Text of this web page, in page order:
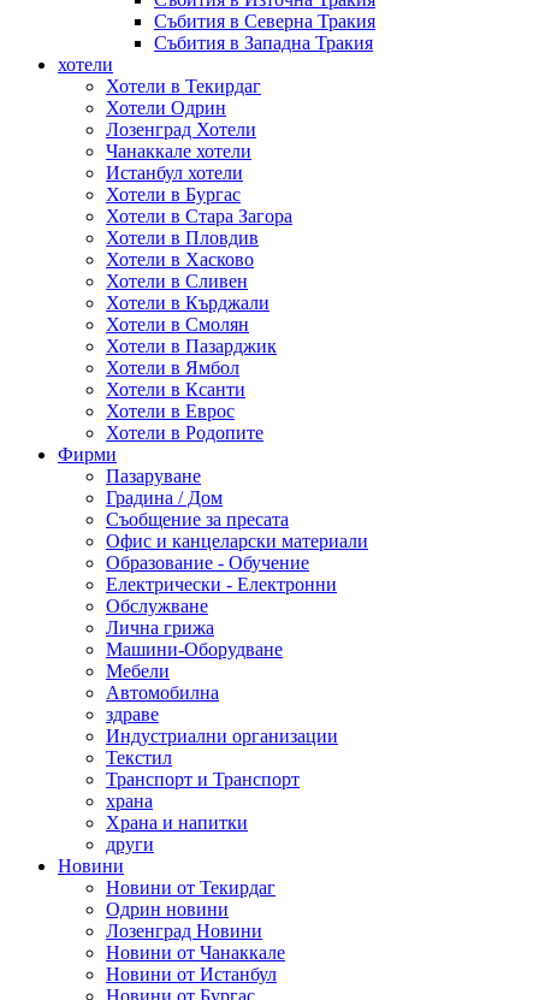
Събития в Северна Тракия
Събития в Западна Тракия
хотели
Хотели в Текирдаг
Хотели Одрин
Лозенград Хотели
Чанаккале хотели
Истанбул хотели
Хотели в Бургас
Хотели в Стара Загора
Хотели в Пловдив
Хотели в Хасково
Хотели в Сливен
Хотели в Кърджали
Хотели в Смолян
Хотели в Пазарджик
Хотели в Ямбол
Хотели в Ксанти
Хотели в Еврос
Хотели в Родопите
Фирми
Пазаруване
Градина / Дом
Съобщение за пресата
Офис и канцеларски материали
Образование - Обучение
Електрически - Електронни
Обслужване
Лична грижа
Машини-Оборудване
Мебели
Автомобилна
здраве
Индустриални организации
Текстил
Транспорт и Транспорт
храна
Храна и напитки
други
Новини
Новини от Текирдаг
Одрин новини
Лозенград Новини
Новини от Чанаккале
Новини от Истанбул